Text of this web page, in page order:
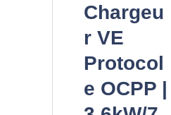
Chargeu
r VE
Protocol
e OCPP |